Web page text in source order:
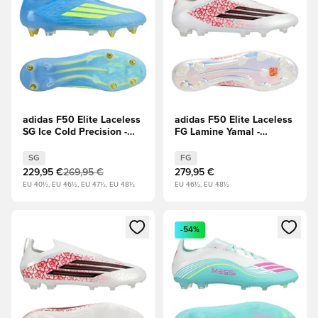
adidas F50 Elite Laceless
SG Ice Cold Precision -
κίτρινο/Light Utility Aqua
SG
229,95 €269,95 €
EU 40½, EU 46½, EU 47½, EU 48½
adidas F50 Elite Laceless
FG Lamine Yamal -
μαύρο/Διαυγές κόκκινο
FG
279,95 €
EU 46½, EU 48½
Ανοίγει ένα Modal για να συνδεθείτε ή να εγγραφείτε ως
Ανοίγει ένα Modal για να
-54%